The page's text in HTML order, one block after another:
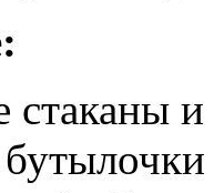
стаканы